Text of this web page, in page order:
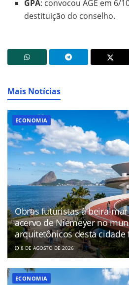
GPA: convocou AGE em 6/
destituição do conselho.
Mais Notícias
ECONOMIA
Obras futuristas à beira-
acervo de Niemeyer no
arquitetônicos desta cidade
8 DE AGOSTO DE 2026
ECONOMIA